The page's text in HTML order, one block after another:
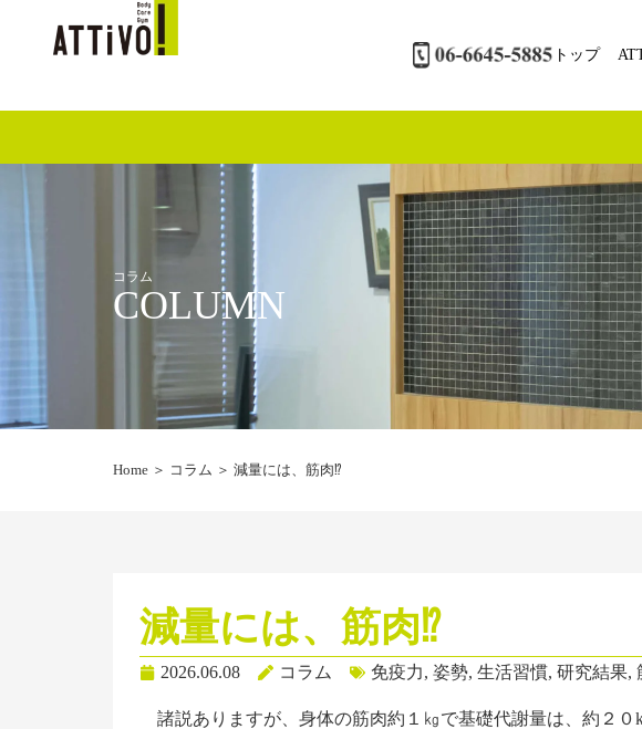
トップ
コラム
COLUMN
Home ＞ コラム ＞ 減量には、筋肉⁉
減量には、筋肉⁉
2026.06.08 コラム 免疫力, 姿勢, 生活習慣, 研究結果,
諸説ありますが、身体の筋肉約１㎏で基礎代謝量は、約２０